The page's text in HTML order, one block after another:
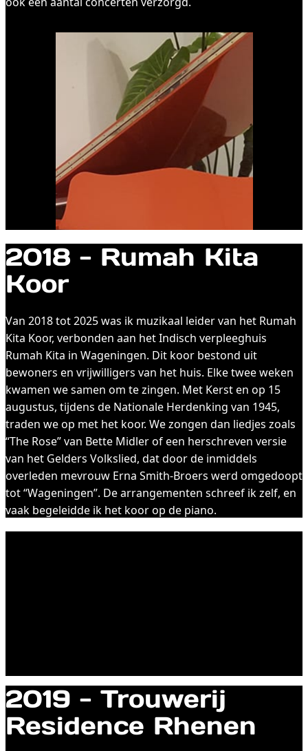
2018 - Rumah Kita
Koor
Van 2018 tot 2025 was ik muzikaal leider van het Rumah
Kita Koor, verbonden aan het Indisch verpleeghuis
Rumah Kita in Wageningen. Dit koor bestond uit
bewoners en vrijwilligers van het huis. Elke twee weken
kwamen we samen om te zingen. Met Kerst en op 15
augustus, tijdens de Nationale Herdenking van 1945,
traden we op met het koor. We zongen dan liedjes zoals
“The Rose” van Bette Midler of een herschreven versie
van het Gelders Volkslied, dat door de inmiddels
overleden mevrouw Erna Smith-Broers werd omgedoopt
tot “Wageningen”. De arrangementen schreef ik zelf, en
vaak begeleidde ik het koor op de piano.
2019 - Trouwerij
Residence Rhenen